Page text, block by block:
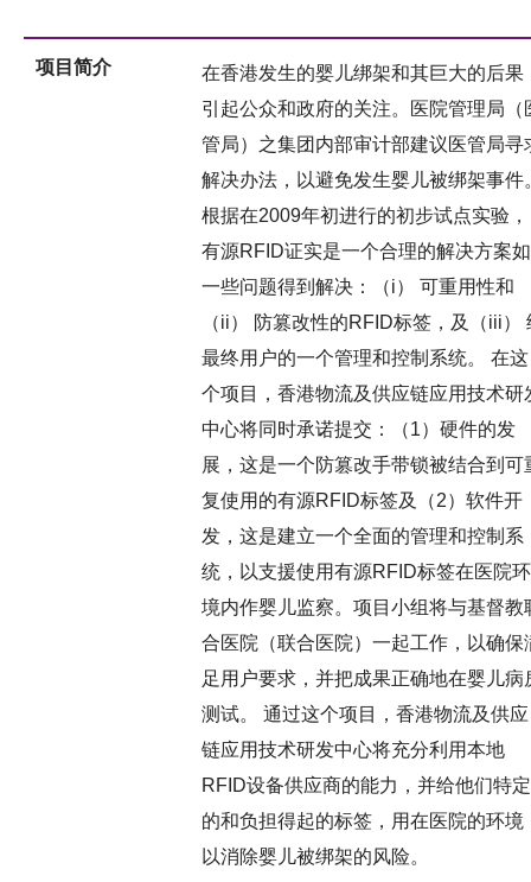
项目简介
在香港发生的婴儿绑架和其巨大的后果
引起公众和政府的关注。医院管理局（
管局）之集团内部审计部建议医管局寻
解决办法，以避免发生婴儿被绑架事件
根据在2009年初进行的初步试点实验，
有源RFID证实是一个合理的解决方案如
一些问题得到解决：（i） 可重用性和
（ii） 防篡改性的RFID标签，及（iii）
最终用户的一个管理和控制系统。 在这
个项目，香港物流及供应链应用技术研
中心将同时承诺提交：（1）硬件的发
展，这是一个防篡改手带锁被结合到可
复使用的有源RFID标签及（2）软件开
发，这是建立一个全面的管理和控制系
统，以支援使用有源RFID标签在医院环
境内作婴儿监察。项目小组将与基督教
合医院（联合医院）一起工作，以确保
足用户要求，并把成果正确地在婴儿病
测试。 通过这个项目，香港物流及供应
链应用技术研发中心将充分利用本地
RFID设备供应商的能力，并给他们特定
的和负担得起的标签，用在医院的环境
以消除婴儿被绑架的风险。